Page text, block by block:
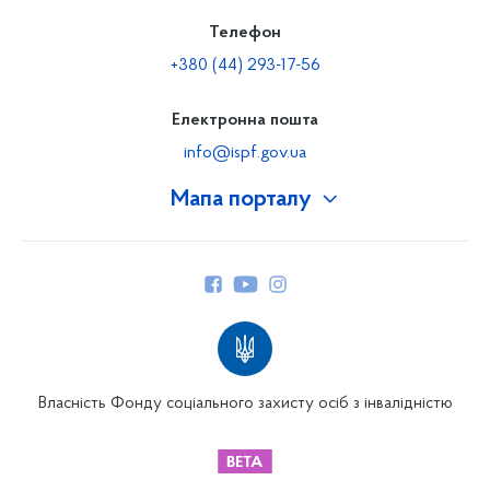
Мапа порталу
Телефон
+380 (44) 293-17-56
Електронна пошта
info@ispf.gov.ua
Власність Фонду соціального захисту осіб з інвалідністю